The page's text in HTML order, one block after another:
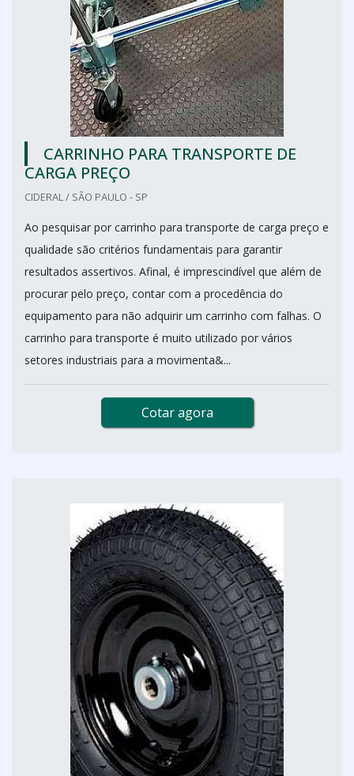
CARRINHO PARA TRANSPORTE DE
CARGA PREÇO
CIDERAL / SÃO PAULO - SP
Ao pesquisar por carrinho para transporte de carga preço e
qualidade são critérios fundamentais para garantir
resultados assertivos. Afinal, é imprescindível que além de
procurar pelo preço, contar com a procedência do
equipamento para não adquirir um carrinho com falhas. O
carrinho para transporte é muito utilizado por vários
setores industriais para a movimenta&...
Cotar agora